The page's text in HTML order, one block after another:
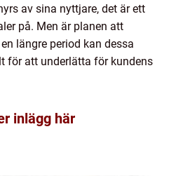
av sina nyttjare, det är ett
på. Men är planen att
längre period kan dessa
för att underlätta för kundens
inlägg här